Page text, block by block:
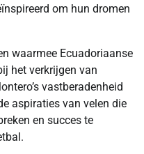
om hun dromen
waarmee Ecuadoriaanse
het verkrijgen van
vastberadenheid
aspiraties van velen die
en succes te